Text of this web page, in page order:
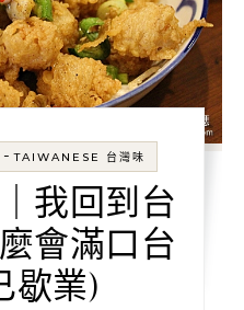
-TAIWANESE 台灣味
我回到台
會滿口台
歇業)